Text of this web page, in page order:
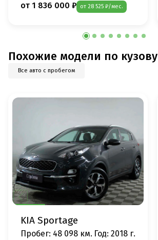
от 1 836 000 ₽ от 28 525 ₽/мес.
Похожие модели по кузову
Все авто с пробегом
KIA Sportage
Пробег: 48 098 км. Год: 2018 г.